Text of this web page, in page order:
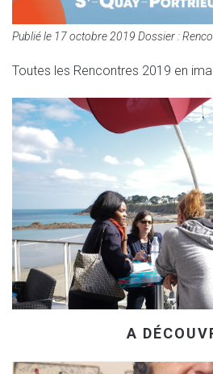
Publié le 17 octobre 2019 Dossier :
Toutes les Rencontres 2019 en
A